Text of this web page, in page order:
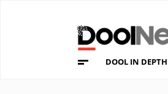
DOOL IN DEPTH